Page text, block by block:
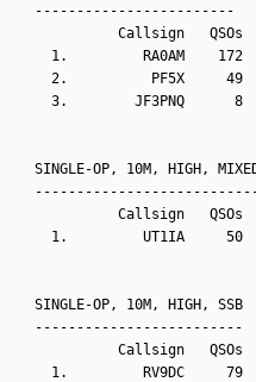
------------------------
Callsign   QSOs  Points
1.         RA0AM    172
2.          PF5X     49
3.        JF3PNQ      8
SINGLE-OP, 10M, HIGH,
Callsign   QSOs  Points
1.         UT1IA     50
SINGLE-OP, 10M, HIGH, SSB
-------------------------
Callsign   QSOs  Points
1.         RV9DC     79